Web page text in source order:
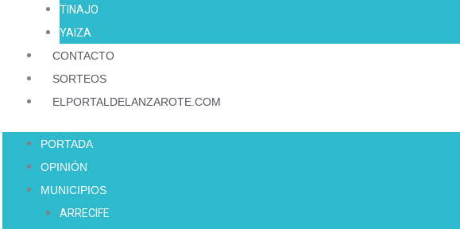
TINAJO
YAIZA
CONTACTO
SORTEOS
ELPORTALDELANZAROTE.COM
PORTADA
OPINIÓN
MUNICIPIOS
ARRECIFE